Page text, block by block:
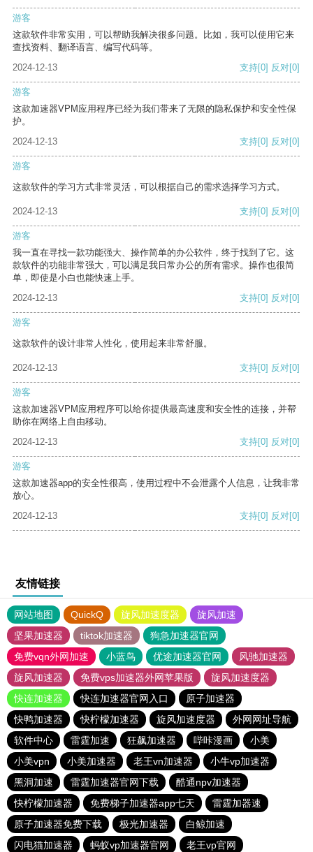
游客
这款软件非常实用，可以帮助我解决很多问题。比如，我可以使用它来
查找资料、翻译语言、编写代码等。
2024-12-13
支持[0] 反对[0]
游客
这款加速器VPM应用程序已经为我们带来了无限的隐私保护和安全性保
护。
2024-12-13
支持[0] 反对[0]
游客
这款软件的学习方式非常灵活，可以根据自己的需求选择学习方式。
2024-12-13 支持[0] 反对[0]
游客
我一直在寻找一款功能强大、操作简单的办公软件，终于找到了它。这
款软件的功能非常强大，可以满足我日常办公的所有需求。操作也很简
单，即使是小白也能快速上手。
2024-12-13
支持[0] 反对[0]
游客
这款软件的设计非常人性化，使用起来非常舒服。
2024-12-13 支持[0] 反对[0]
游客
这款加速器VPM应用程序可以给你提供最高速度和安全性的连接，并帮
助你在网络上自由移动。
2024-12-13
支持[0] 反对[0]
游客
这款加速器app的安全性很高，使用过程中不会泄露个人信息，让我非常
放心。
2024-12-13
支持[0] 反对[0]
友情链接
网站地图 QuickQ 旋风加速度器
旋风加速
坚果加速器
tiktok加速器
狗急加速器官网
免费vqn外网加速
小蓝鸟 优途加速器官网
风驰加速器
旋风加速器
免费vps加速器外网苹果版
旋风加速度器
快连加速器
快连加速器官网入口
原子加速器
快鸭加速器
快柠檬加速器 旋风加速度器
外网网址导航
软件中心
雷霆加速 狂飙加速器 哔咔漫画
小美
小美vpn
小美加速器 老王vn加速器
小牛vp加速器
黑洞加速
雷霆加速器官网下载
酷通npv加速器
快柠檬加速器
免费梯子加速器app七天
雷霆加器速
原子加速器免费下载
极光加速器
白鲸加速
闪电猫加速器
蚂蚁vp加速器官网 老王vp官网